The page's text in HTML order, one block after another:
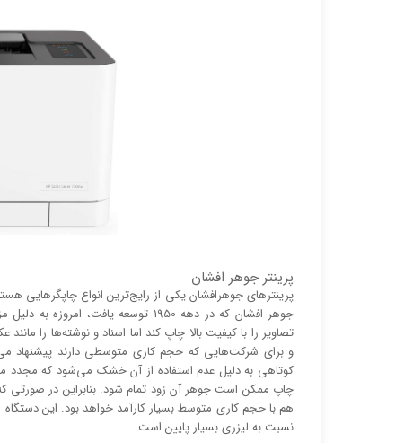
پرینتر جوهر افشان
پرینتر‌های جوهرافشان یکی از رایج‌ترین انواع چاپگر‌هایی
جوهر افشان که در دهه 1950 توسعه
تصاویر را با کیفیت بالا چاپ کند اما اسناد و نوشته‌ها را
و برای شرکت‌هایی که حجم کاری متوسطی دارند پیشنهاد
کوتاهی به دلیل عدم استفاده از آن خشک می‌شود که مجدد
چاپ ممکن است جوهر آن زود تمام شود. بنابراین در صورتی
هم با حجم کاری متوسط بسیار کارآمد خواهد بود. این دستگاه
نسبت به لیزری بسیار پایین است.